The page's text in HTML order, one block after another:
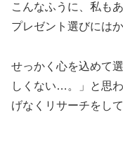
こんなふうに、私も
プレゼント選びには
せっかく心を込めて
しくない…。」と思
げなくリサーチをし